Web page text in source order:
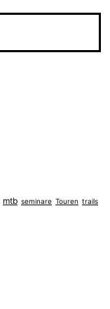
mtb seminare Touren trails